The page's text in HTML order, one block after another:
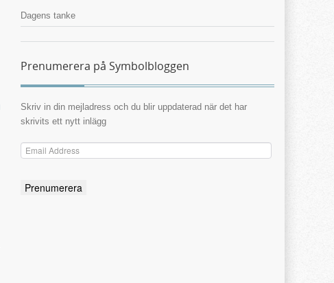
Dagens tanke
Prenumerera på Symbolbloggen
Skriv in din mejladress och du blir uppdaterad när det har
skrivits ett nytt inlägg
Email